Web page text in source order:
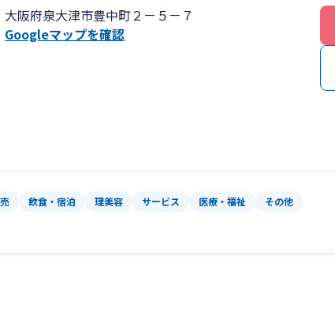
大阪府泉大津市豊中町２－５－７
Googleマップを確認
飲食・宿泊 理美容 サービス 医療・福祉 その他